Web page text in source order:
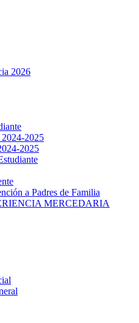
2026
2025
2025
a Padres de Familia
MERCEDARIA